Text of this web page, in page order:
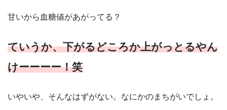
甘いから血糖値があがってる？
ていうか、下がるどころか上がっとるやん
けーーーー！笑
いやいや、そんなはずがない。なにかのまちがいでしょ。